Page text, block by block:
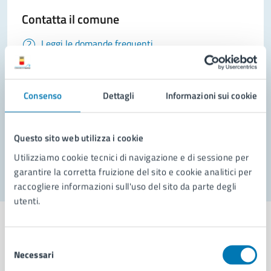
Consenso Dettagli Informazioni sui cookie
Questo sito web utilizza i cookie
Utilizziamo cookie tecnici di navigazione e di sessione per
garantire la corretta fruizione del sito e cookie analitici per
raccogliere informazioni sull'uso del sito da parte degli
utenti.
delNecessari
Contatta il comune
Leggi le domande frequenti
Prenota appuntamento